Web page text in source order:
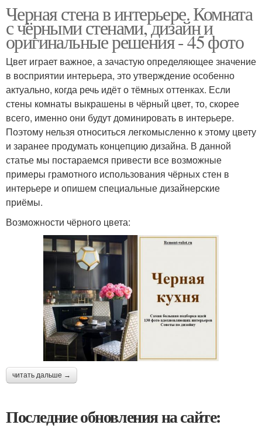
Черная стена в интерьере. Комната
с чёрными стенами, дизайн и
оригинальные решения - 45 фото
Цвет играет важное, а зачастую определяющее значение
в восприятии интерьера, это утверждение особенно
актуально, когда речь идёт о тёмных оттенках. Если
стены комнаты выкрашены в чёрный цвет, то, скорее
всего, именно они будут доминировать в интерьере.
Поэтому нельзя относиться легкомысленно к этому цвету
и заранее продумать концепцию дизайна. В данной
статье мы постараемся привести все возможные
примеры грамотного использования чёрных стен в
интерьере и опишем специальные дизайнерские
приёмы.
Возможности чёрного цвета:
читать дальше →
Последние обновления на сайте: